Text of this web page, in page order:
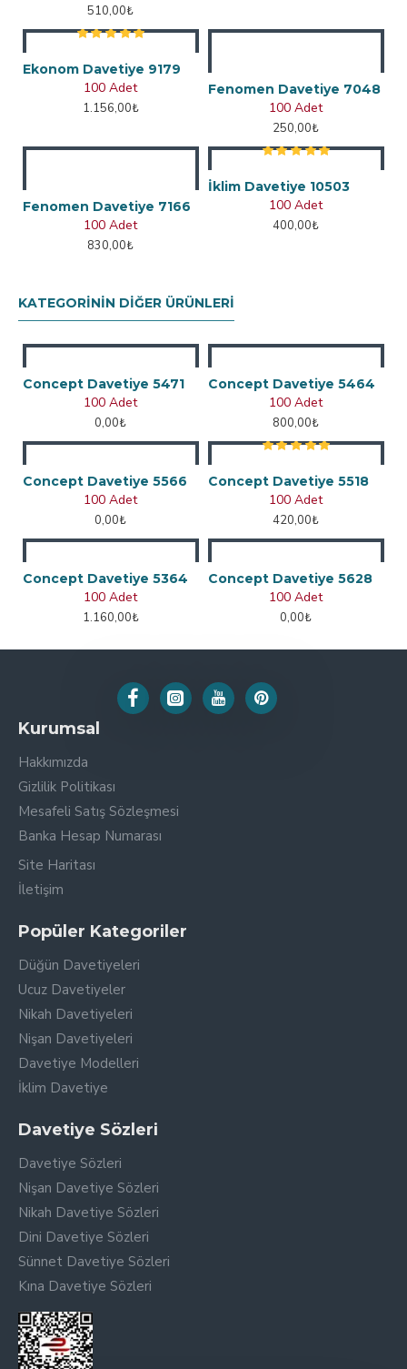
510,00₺
Ekonom Davetiye 9179
100 Adet
1.156,00₺
Fenomen Davetiye 7048
100 Adet
250,00₺
Fenomen Davetiye 7166
100 Adet
830,00₺
İklim Davetiye 10503
100 Adet
400,00₺
KATEGORININ DIĞER ÜRÜNLERI
Concept Davetiye 5471
100 Adet
0,00₺
Concept Davetiye 5464
100 Adet
800,00₺
Concept Davetiye 5566
100 Adet
0,00₺
Concept Davetiye 5518
100 Adet
420,00₺
Concept Davetiye 5364
100 Adet
1.160,00₺
Concept Davetiye 5628
100 Adet
0,00₺
Kurumsal
Hakkımızda
Gizlilik Politikası
Mesafeli Satış Sözleşmesi
Banka Hesap Numarası
Site Haritası
İletişim
Popüler Kategoriler
Düğün Davetiyeleri
Ucuz Davetiyeler
Nikah Davetiyeleri
Nişan Davetiyeleri
Davetiye Modelleri
İklim Davetiye
Davetiye Sözleri
Davetiye Sözleri
Nişan Davetiye Sözleri
Nikah Davetiye Sözleri
Dini Davetiye Sözleri
Sünnet Davetiye Sözleri
Kına Davetiye Sözleri